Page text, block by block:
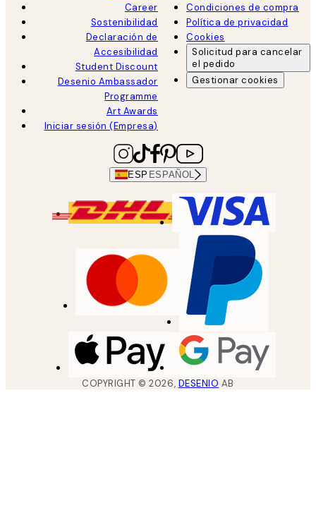
Career
Sostenibilidad
Declaración de
Accesibilidad
Student Discount
Desenio Ambassador
Programme
Art Awards
Iniciar sesión (Empresa)
Condiciones de compra
Política de privacidad
Cookies
Solicitud para cancelar
el pedido
Gestionar cookies
ESP ESPAÑOL
COPYRIGHT ©2026, DESENIO AB